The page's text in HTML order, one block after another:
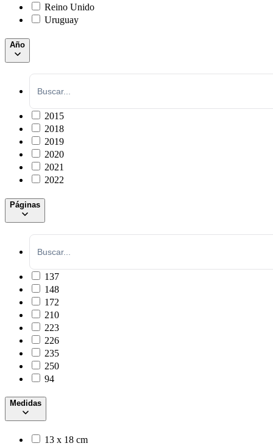
Reino Unido
Uruguay
Año
2015
2018
2019
2020
2021
2022
Páginas
137
148
172
210
223
226
235
250
94
Medidas
13 x 18 cm